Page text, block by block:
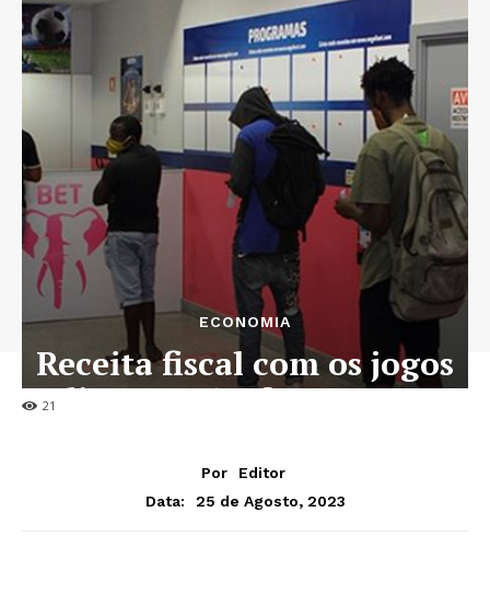
21
ECONOMIA
Receita fiscal com os jogos
dispara 36% face a 2022
Por
Editor
Data:
25 de Agosto, 2023